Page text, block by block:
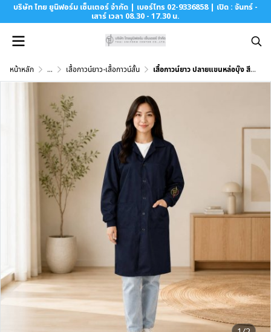
บริษัท ไทย ยูนิฟอร์ม เซ็นเตอร์ จำกัด | เบอร์โทร 02-9336858 | เปิด : จันทร์ -
เสาร์ เวลา 08.30 - 17.30 น.
หน้าหลัก ... เสื้อกาวน์ยาว-เสื้อกาวน์สั้น เสื้อกาวน์ยาว ปลายแขนหล่อบุ๊ง สีกรม